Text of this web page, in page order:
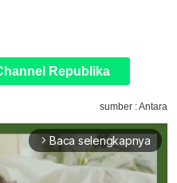
Republika
sumber : Antara
arrow_forward_ios Baca selengkapnya